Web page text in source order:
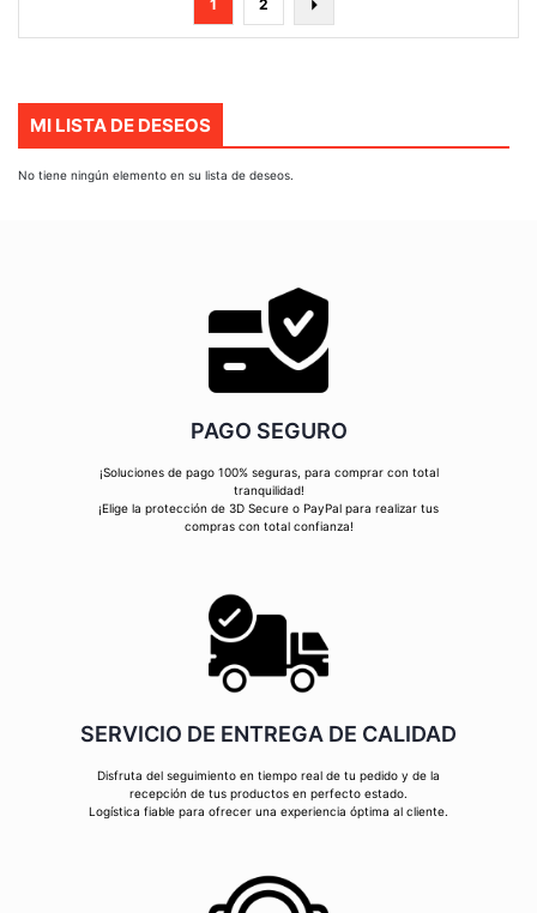
estás
1 2
MI LISTA DE DESEOS
No tiene ningún elemento en su lista de deseos.
PAGO SEGURO
¡Soluciones de pago 100% seguras, para comprar con total
tranquilidad!
¡Elige la protección de 3D Secure o PayPal para realizar tus
compras con total confianza!
SERVICIO DE ENTREGA DE CALIDAD
Disfruta del seguimiento en tiempo real de tu pedido y de la
recepción de tus productos en perfecto estado.
Logística fiable para ofrecer una experiencia óptima al cliente.